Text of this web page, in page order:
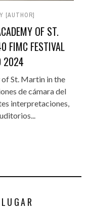
[AUTHOR]
OF ST.
FIMC FESTIVAL
2024
St. Martin in the
de cámara del
interpretaciones,